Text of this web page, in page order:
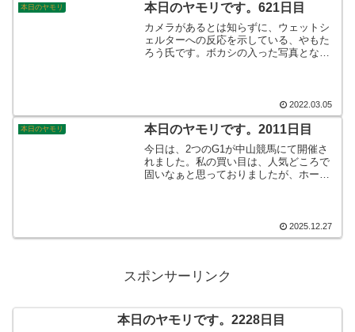
本日のヤモリ 本日のヤモリです。621日目
カメラがあるとは知らずに、ウェットシ
ェルターへの反応を示している、やもた
ろう氏です。ボカシの入った写真とな
なこんなで、本日のヤモリです。2022.03.05
本日のヤモリ 本日のヤモリです。2011日目
今日は、2つのG1が中山競馬にて開催さ
れました。私の買い目は、人気どころで
固いなぁと思っておりましたが、ホープ
な結果に師走の中山競馬場にため息が広
がったことでしょう。そんなこんなで、
2025.12.27
スポンサーリンク
本日のヤモリです。2228日目